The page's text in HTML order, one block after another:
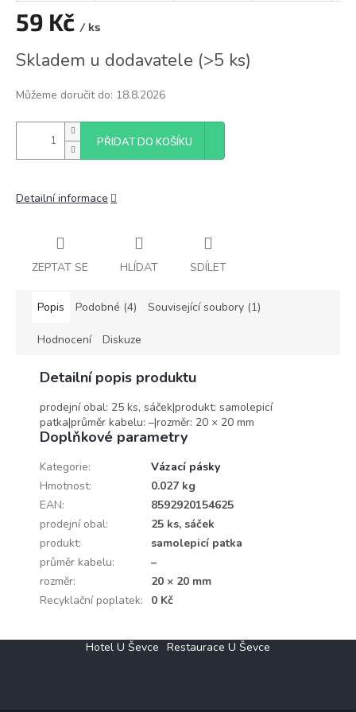
59 Kč / ks
cena:
Skladem u dodavatele (>5 ks)
Můžeme doručit do: 18.8.2026
PŘIDAT DO KOŠÍKU
Detailní informace
ZEPTAT SE HLÍDAT SDÍLET
Popis Podobné (4) Související soubory (1)
Hodnocení Diskuze
Detailní popis produktu
prodejní obal: 25 ks, sáček|produkt: samolepicí
patka|průměr kabelu: –|rozměr: 20 × 20 mm
Doplňkové parametry
Kategorie:
Vázací pásky
Hmotnost:
0.027 kg
EAN:
8592920154625
prodejní obal:
25 ks, sáček
produkt:
samolepicí patka
průměr kabelu:
–
rozměr:
20 × 20 mm
Recyklační poplatek: 0 Kč
Hotel U Ševce Restaurace U Ševce